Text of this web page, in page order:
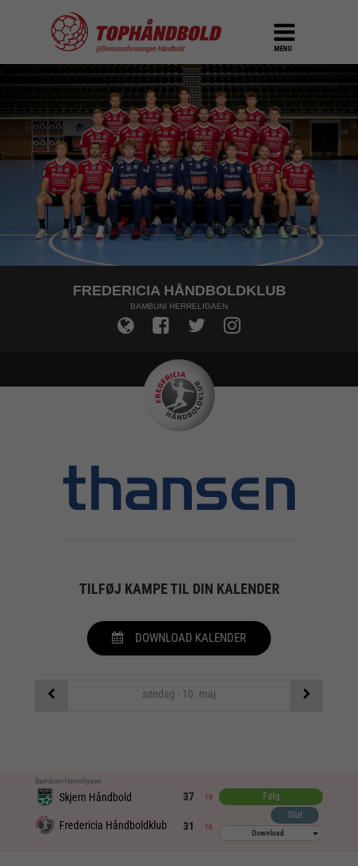
MENU
FREDERICIA HÅNDBOLDKLUB
BAMBUNI HERRELIGAEN
TILFØJ KAMPE TIL DIN KALENDER
DOWNLOAD KALENDER
søndag - 10. maj
Bambuni Herreligaen
Skjern Håndbold
Fredericia Håndboldklub
Følg
Slut
Download
37 19
31 16